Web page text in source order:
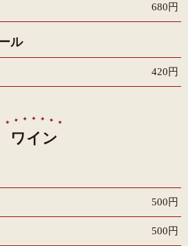
680円
ル
420円
ワイン
500円
500円